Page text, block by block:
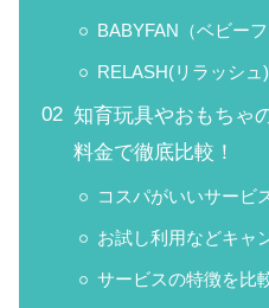
BABYFAN（ベビーフ
RELASH(リラッシュ)
知育玩具やおもちゃ
料金で徹底比較！
コスパがいいサービ
お試し利用などキャ
サービスの特徴を比